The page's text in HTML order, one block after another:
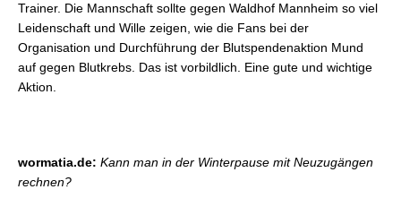
Trainer. Die Mannschaft sollte gegen Waldhof Mannheim so viel
Leidenschaft und Wille zeigen, wie die Fans bei der
Organisation und Durchführung der Blutspendenaktion Mund
auf gegen Blutkrebs. Das ist vorbildlich. Eine gute und wichtige
Aktion.
wormatia.de: Kann man in der Winterpause mit Neuzugängen
rechnen?